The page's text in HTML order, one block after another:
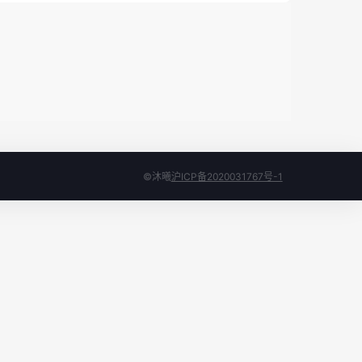
©沐曦沪ICP备2020031767号-1